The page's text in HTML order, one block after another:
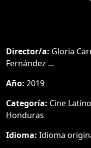
Director/a: Gloria
Fernández ...
Año: 2019
Categoría: Cine
Honduras
Idioma: Idioma